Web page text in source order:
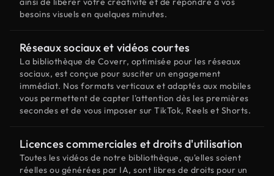
besoins visuels en quelques minutes.
Réseaux sociaux et vidéos courtes
La bibliothèque de Coverr, optimisée pour les réseaux
sociaux, est conçue pour susciter un engagement
immédiat. Nos formats verticaux et adaptés aux mobiles
vous permettent de capter l'attention dès les premières
secondes et de vous imposer sur TikTok, Reels et Shorts.
Licences commerciales et droits d'utilisation
Toutes les vidéos de notre bibliothèque, qu'elles soient
réelles ou générées par IA, sont libres de droits pour un